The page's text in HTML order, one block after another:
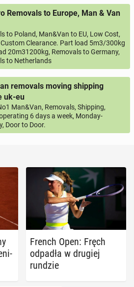
Removals to Europe, Man & Van
to Poland, Man&Van to EU, Low Cost,
Clearance. Part load 5m3/300kg
20m31200kg, Removals to Germany,
to Netherlands
removals moving shipping
uk-eu
Man&Van, Removals, Shipping,
6 days a week, Monday-
Door to Door.
French Open: Fręch
odpadła w drugiej
rundzie